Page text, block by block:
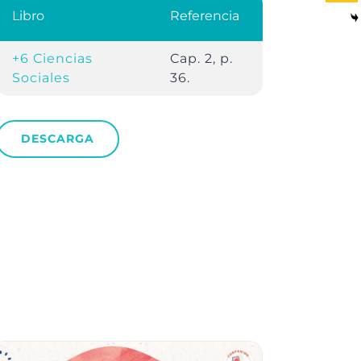
Libro Referencia
+6 Ciencias
Sociales
Cap. 2, p.
36.
DESCARGA